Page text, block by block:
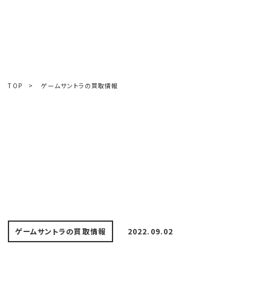
TOP > ゲームサントラの買取情報
ゲームサントラの買取情報 2022.09.02